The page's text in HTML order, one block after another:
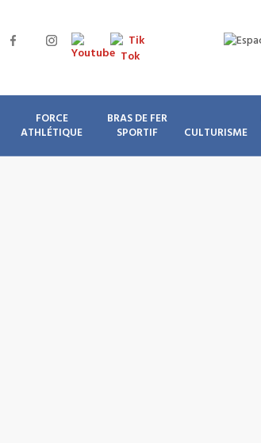
FORCE
ATHLÉTIQUE
BRAS DE FER
SPORTIF
CULTURISME